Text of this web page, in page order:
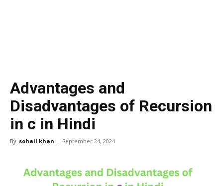
Advantages and
Disadvantages of Recursion
in c in Hindi
By sohail khan - September 24, 2024